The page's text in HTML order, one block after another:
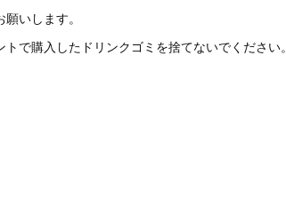
いします。
で購入したドリンクゴミを捨てないでください。